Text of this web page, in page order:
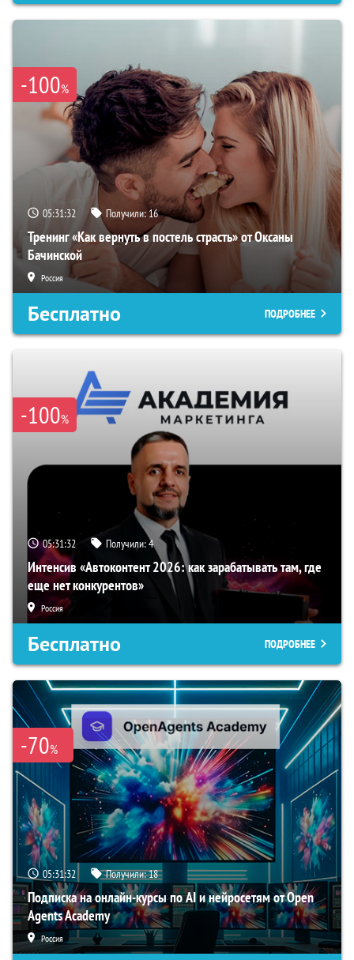
-100%
05:31:32 Получили:16
Тренинг «Как вернуть в постель страсть» от Оксаны
Бачинской
Россия
Бесплатно ПОДРОБНЕЕ
-100%
05:31:32 Получили:4
Интенсив «Автоконтент 2026: как зарабатывать там, где
еще нет конкурентов»
Россия
Бесплатно ПОДРОБНЕЕ
-70%
05:31:32 Получили:18
Подписка на онлайн-курсы по AI и нейросетям от Open
Agents Academy
Россия